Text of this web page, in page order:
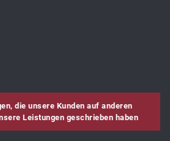
die unsere Kunden auf anderen
Leistungen geschrieben haben